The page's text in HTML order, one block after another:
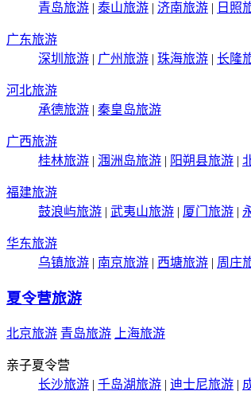
青岛旅游 | 泰山旅游 | 济南旅游 | 日照
广东旅游
深圳旅游 | 广州旅游 | 珠海旅游 | 长隆
河北旅游
承德旅游 | 秦皇岛旅游
广西旅游
桂林旅游 | 涠洲岛旅游 | 阳朔县旅游 |
福建旅游
鼓浪屿旅游 | 武夷山旅游 | 厦门旅游 |
华东旅游
乌镇旅游 | 南京旅游 | 西塘旅游 | 周庄
夏令营旅游
北京旅游 青岛旅游 上海旅游
亲子夏令营
长沙旅游 | 千岛湖旅游 | 迪士尼旅游 |